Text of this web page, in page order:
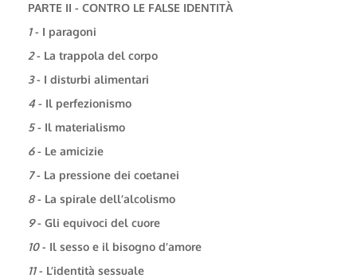
PARTE II - CONTRO LE FALSE IDENTITÀ
1- I paragoni
2- La trappola del corpo
3- I disturbi alimentari
4- Il perfezionismo
5- Il materialismo
6- Le amicizie
7- La pressione dei coetanei
8- La spirale dell’alcolismo
9- Gli equivoci del cuore
10- Il sesso e il bisogno d’amore
11- L’identità sessuale